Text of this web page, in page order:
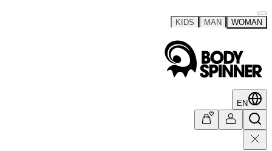
WOMAN
MAN
KIDS
EN